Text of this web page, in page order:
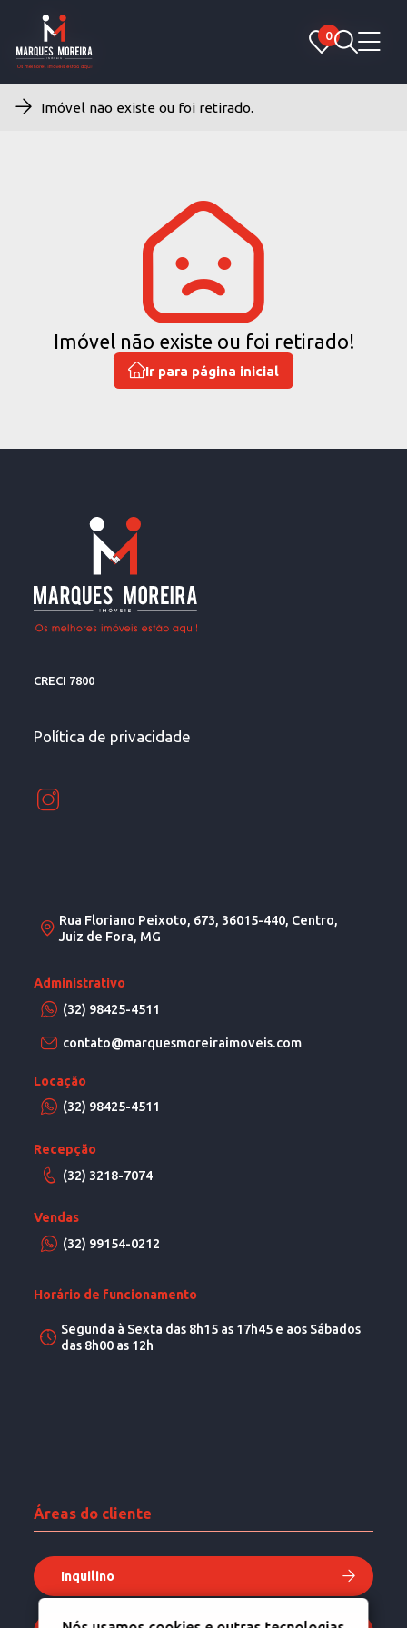
0
0
Imóvel não existe ou foi retirado.
Imóvel não existe ou foi retirado!
Ir para página inicial
CRECI 7800
Política de privacidade
Rua Floriano Peixoto, 673, 36015-440, Centro,
Juiz de Fora, MG
Administrativo
(32) 98425-4511
contato@marquesmoreiraimoveis.com
Locação
(32) 98425-4511
Recepção
(32) 3218-7074
Vendas
(32) 99154-0212
Horário de funcionamento
Segunda à Sexta das 8h15 as 17h45 e aos Sábados
das 8h00 as 12h
Áreas do cliente
Inquilino